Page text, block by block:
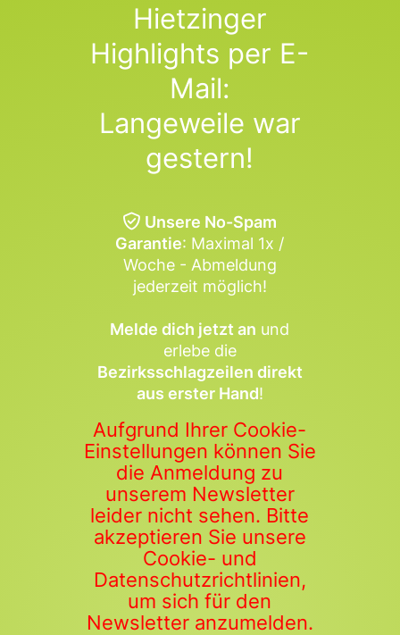
Hietzinger
Highlights per E-
Mail:
Langeweile war
gestern!
Unsere No-Spam
Garantie: Maximal 1x /
Woche - Abmeldung
jederzeit möglich!
Melde dich jetzt an und
erlebe die
Bezirksschlagzeilen direkt
aus erster Hand!
Aufgrund Ihrer Cookie-
Einstellungen können Sie
die Anmeldung zu
unserem Newsletter
leider nicht sehen. Bitte
akzeptieren Sie unsere
Cookie- und
Datenschutzrichtlinien,
um sich für den
Newsletter anzumelden.